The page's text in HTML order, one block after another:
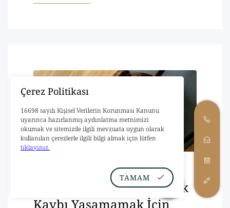
Dava Açmadan Önce
Bilinmesi Gerekenler: Hak
Kaybı Yaşamamak İçin
Çerez Politikası
16698 sayılı Kişisel Verilerin Korunması Kanunu
uyarınca hazırlanmış aydınlatma metnimizi
okumak ve sitemizde ilgili mevzuata uygun olarak
kullanılan çerezlerle ilgili bilgi almak için lütfen
tıklayınız.
TAMAM